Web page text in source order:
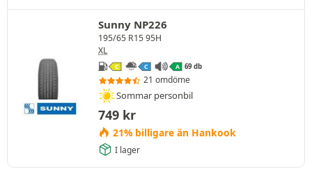
Sunny NP226
195/65 R15 95H
XL
C C A 69 db
21 omdöme
Sommar personbil
749 kr
21% billigare än Hankook
I lager